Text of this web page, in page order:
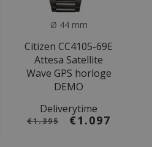
Ø 44 mm
Citizen CC4105-69E
Attesa Satellite
Wave GPS horloge
DEMO
Deliverytime
€1.395 €1.097